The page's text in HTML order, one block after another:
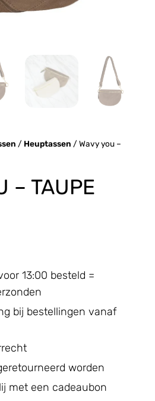
/ Heuptassen / Wavy you –
– TAUPE
13:00 besteld =
bij bestellingen vanaf
worden
met een cadeaubon